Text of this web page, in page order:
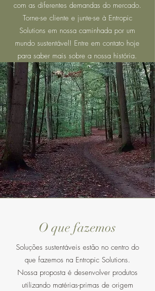
com as diferentes demandas do mercado.
Torne-se cliente e junte-se à Entropic
Solutions em nossa caminhada por um
mundo sustentável! Entre em contato hoje
para saber mais sobre a nossa história.
O que fazemos
Soluções sustentáveis estão no centro do
que fazemos na Entropic Solutions.
Nossa proposta é desenvolver produtos
utilizando matérias-primas de origem